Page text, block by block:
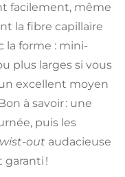
facilement, même
la fibre capillaire
la forme : mini-
plus larges si vous
excellent moyen
à savoir : une
puis les
out audacieuse
garanti !